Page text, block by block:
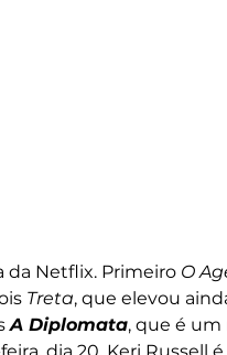
da Netflix. Primeiro O
Treta, que elevou
A Diplomata, que é